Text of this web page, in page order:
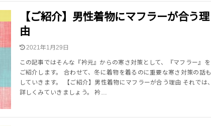
【ご紹介】男性着物にマフラーが合う理
由
2021年1月29日
この記事ではそんな『衿元』からの寒さ対策として、『マフラー』を
ご紹介します。 合わせて、冬に着物を着るのに重要な寒さ対策の話も
していきます。 【ご紹介】男性着物にマフラーが合う理由 それでは、
詳しくみていきましょう。 衿…